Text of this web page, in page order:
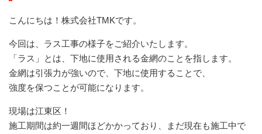
こんにちは！株式会社TMKです。
今回は、ラス工事の様子をご紹介いたします。
「ラス」とは、下地に使用される金網のことを指します。
金網は引張力が強いので、下地に使用することで、
強度を保つことが可能になります。
現場は江東区！
施工期間は約一週間ほどかかっており、まだ現在も施工中で